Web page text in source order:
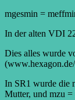
mgesmin =
In der alten VDI
Dies alles wurde
In SR1 wurde die
Mutter, und mzu =